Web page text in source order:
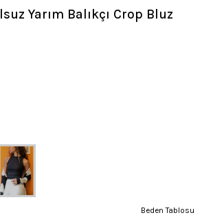
Yarım Balıkçı Crop Bluz
Beden Tablosu